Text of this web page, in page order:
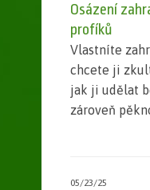
Osázení
profíků
Vlastníte
chcete ji
jak ji udělat
zároveň
05/23/25